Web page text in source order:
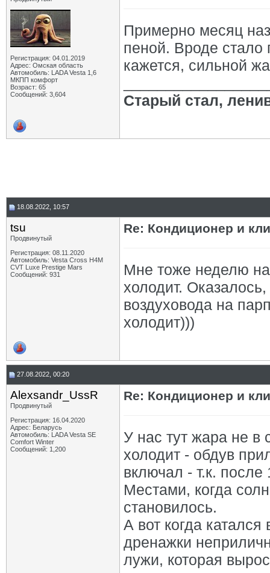
Регистрация: 04.01.2019
Адрес: Омская область
Автомобиль: LADA Vesta 1,6
МКПП комфорт
Возраст: 65
Сообщений: 3,604
Примерно месяц
пеной. Вроде стало
кажется, сильной
Старый стал,
18.08.2022, 10:57
tsu
Продвинутый
Регистрация: 08.11.2020
Автомобиль: Vesta Cross H4M
CVT Luxe Prestige Mars
Сообщений: 931
Re: Кондиционер и
Мне тоже неделю
холодит.
воздуховода на
холодит)))
27.08.2022, 00:20
Alexsandr_UssR
Продвинутый
Регистрация: 16.04.2020
Адрес: Беларусь
Автомобиль: LADA Vesta SE
Comfort Winter
Сообщений: 1,200
Re: Кондиционер и
У нас тут жара не в
холодит - обдув
включал - т.к. после
Местами, когда
становилось.
А вот когда
дренажки
лужи, которая